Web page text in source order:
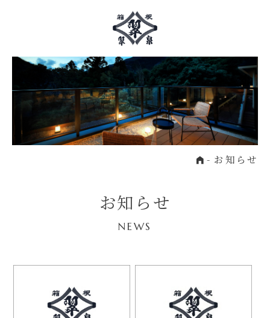
Homeお知らせ
お知らせ
NEWS